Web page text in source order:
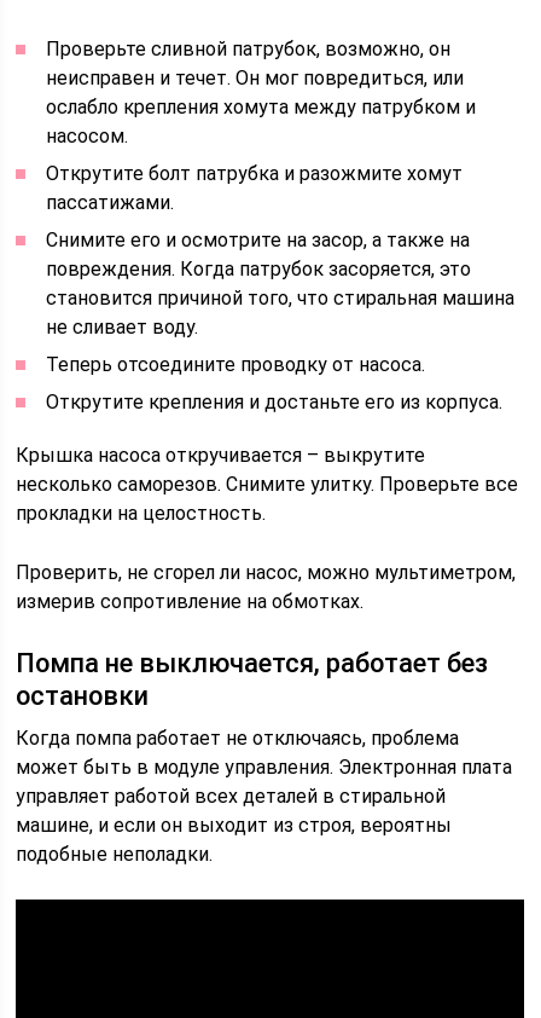
Проверьте сливной патрубок, возможно, он
неисправен и течет. Он мог повредиться, или
ослабло крепления хомута между патрубком и
насосом.
Открутите болт патрубка и разожмите хомут
пассатижами.
Снимите его и осмотрите на засор, а также на
повреждения. Когда патрубок засоряется, это
становится причиной того, что стиральная машина
не сливает воду.
Теперь отсоедините проводку от насоса.
Открутите крепления и достаньте его из корпуса.
Крышка насоса откручивается – выкрутите
несколько саморезов. Снимите улитку. Проверьте все
прокладки на целостность.
Проверить, не сгорел ли насос, можно мультиметром,
измерив сопротивление на обмотках.
Помпа не выключается, работает без
остановки
Когда помпа работает не отключаясь, проблема
может быть в модуле управления. Электронная плата
управляет работой всех деталей в стиральной
машине, и если он выходит из строя, вероятны
подобные неполадки.